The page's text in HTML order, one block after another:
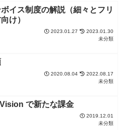
イス制度の解説（細々とフリ
け）
2023.01.27
2023.01.30
未分類
2020.08.04
2022.08.17
未分類
で新たな課金
2019.12.01
未分類